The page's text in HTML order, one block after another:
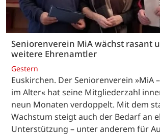
Seniorenverein MiA wächst rasant
weitere Ehrenamtler
Gestern
Euskirchen. Der Seniorenverein »MiA
im Alter« hat seine Mitgliederzahl
neun Monaten verdoppelt. Mit dem
Wachstum steigt auch der Bedarf an
Unterstützung – unter anderem für